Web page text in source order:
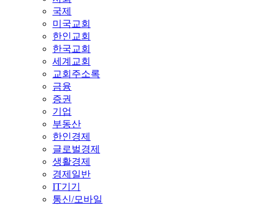
국제
미국교회
한인교회
한국교회
세계교회
교회주소록
금융
증권
기업
부동산
한인경제
글로벌경제
생활경제
경제일반
IT기기
통신/모바일